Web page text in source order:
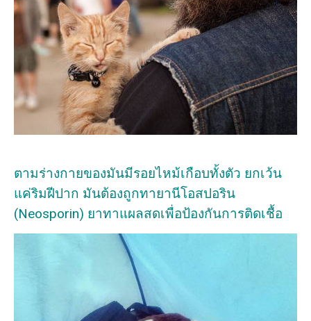
ตามร่างกายของมันมีรอยไหม้เกือบทั้งตัว ยกเว้น
แค่ริมฝีปาก มันต้องถูกทายานีโอสปอริน
(Neosporin) ยาทาแผลสดเพื่อป้องกันการติดเชื้อ